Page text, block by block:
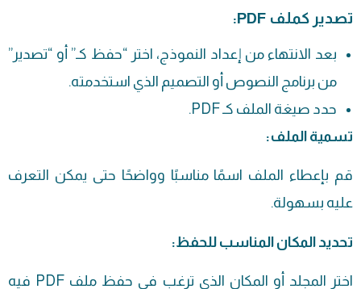
تصدير كملف PDF:
بعد الانتهاء من إعداد النموذج، اختر “حفظ كـ” أو “تصدير”
من برنامج النصوص أو التصميم الذي استخدمته.
حدد صيغة الملف كـ PDF.
تسمية الملف:
قم بإعطاء الملف اسمًا مناسبًا وواضحًا حتى يمكن التعرف
عليه بسهولة.
تحديد المكان المناسب للحفظ:
اختر المجلد أو المكان الذي ترغب في حفظ ملف PDF فيه